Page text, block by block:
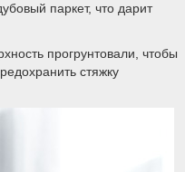
паркет, что дарит
прогрунтовали, чтобы
стяжку